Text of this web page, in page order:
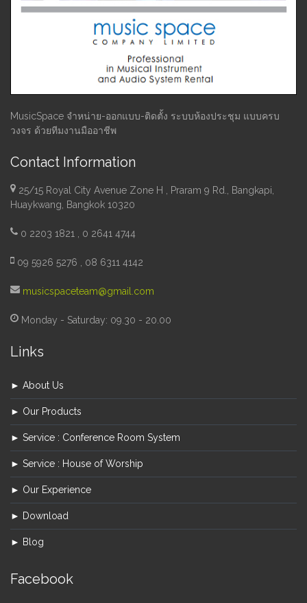
MusicSpace จำหน่าย-ออกแบบ-ติดตั้ง ระบบห้องประชุม แบบครบ
วงจร ด้วยทีมงานมืออาชีพ
Contact Information
25/15 Royal City Avenue Zone H , Praram 9 Rd., Bangkapi,
Huaykwang, Bangkok 10320
0 2203 1821 , 0 2641 4744
09 5926 5276 , 08 6311 4142
musicspaceteam@gmail.com
Monday - Saturday: 09.30 - 20.00
Links
► About Us
► Our Products
► Service : Conference Room System
► Service : House of Worship
► Our Experience
► Download
► Blog
Facebook